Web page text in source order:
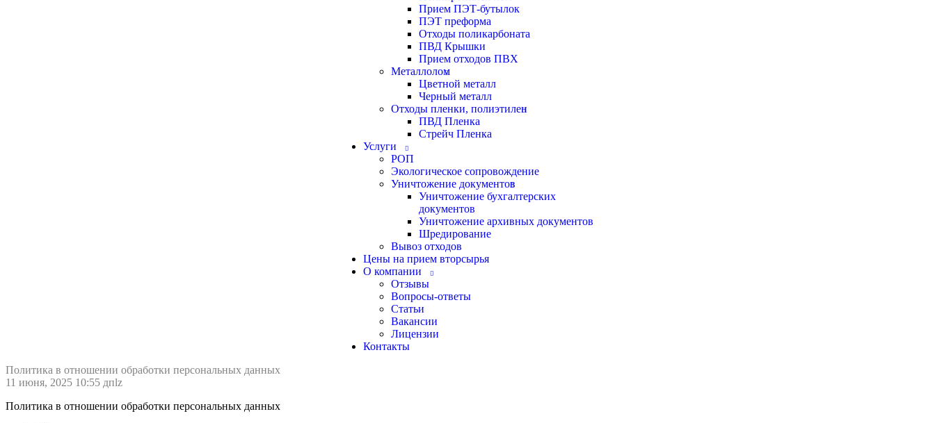
Прием ПЭТ-бутылок
ПЭТ преформа
Отходы поликарбоната
ПВД Крышки
Прием отходов ПВХ
Металлолом
Цветной металл
Черный металл
Отходы пленки, полиэтилен
ПВД Пленка
Стрейч Пленка
Услуги
РОП
Экологическое сопровождение
Уничтожение документов
Уничтожение бухгалтерских
документов
Уничтожение архивных документов
Шредирование
Вывоз отходов
Цены на прием вторсырья
О компании
Отзывы
Вопросы-ответы
Статьи
Вакансии
Лицензии
Контакты
Политика в отношении обработки персональных данных
11 июня, 2025 10:55 дпlz
Политика в отношении обработки персональных данных